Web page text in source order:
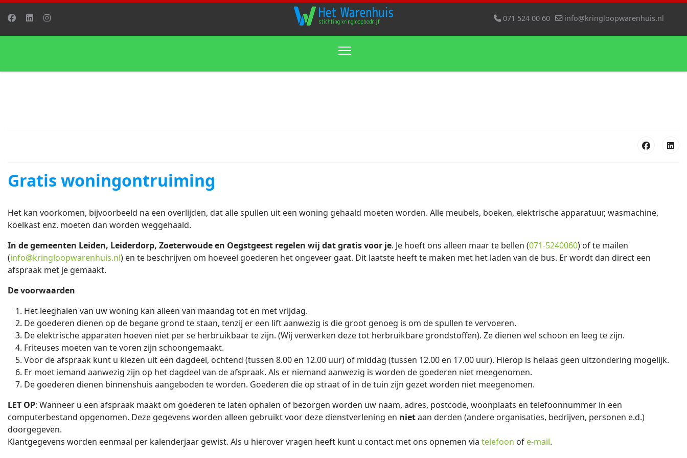
071 524 00 60 info@kringloopwarenhuis.nl
Gratis woningontruiming
Het kan voorkomen, bijvoorbeeld na een overlijden, dat alle spullen uit een woning gehaald moeten worden. Alle meubels, boeken, elektrische apparatuur, wasmachine,
koelkast enz. moeten dan worden weggehaald.
In de gemeenten Leiden, Leiderdorp, Zoeterwoude en Oegstgeest regelen wij dat gratis voor je. Je hoeft ons alleen maar te bellen (071-5240060) of te mailen
(info@kringloopwarenhuis.nl) en te beschrijven om hoeveel goederen het ongeveer gaat. Dit laatste heeft te maken met het laden van de bus. Er wordt dan direct een
afspraak met je gemaakt.
De voorwaarden
Het leeghalen van uw woning kan alleen van maandag tot en met vrijdag.
De goederen dienen op de begane grond te staan, tenzij er een lift aanwezig is die groot genoeg is om de spullen te vervoeren.
De elektrische apparaten hoeven niet per se herbruikbaar te zijn. (Wij verwerken deze tot herbruikbare grondstoffen). Ze dienen wel schoon en leeg te zijn.
Friteuses moeten van te voren zijn schoongemaakt.
Voor de afspraak kunt u kiezen uit een dagdeel, ochtend (tussen 8.00 en 12.00 uur) of middag (tussen 12.00 en 17.00 uur). Hierop is helaas geen uitzondering mogelijk.
Er moet iemand aanwezig zijn op het dagdeel van de afspraak. Als er niemand aanwezig is worden de goederen niet meegenomen.
De goederen dienen binnenshuis aangeboden te worden. Goederen die op straat of in de tuin zijn gezet worden niet meegenomen.
LET OP: Wanneer u een afspraak maakt om goederen te laten ophalen of bezorgen worden uw naam, adres, postcode, woonplaats en telefoonnummer in een
computerbestand opgenomen. Deze gegevens worden alleen gebruikt voor deze dienstverlening en nietaan derden (andere organisaties, bedrijven, personen e.d.)
doorgegeven.
Klantgegevens worden eenmaal per kalenderjaar gewist. Als u hierover vragen heeft kunt u contact met ons opnemen via telefoon of e-mail.